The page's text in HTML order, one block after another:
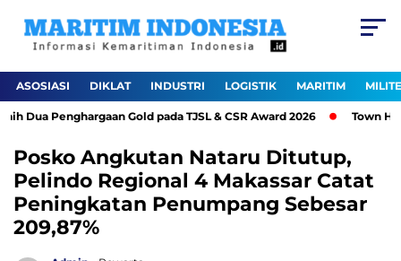
ASOSIASI DIKLAT INDUSTRI LOGISTIK MARITIM
Dua Penghargaan Gold pada TJSL & CSR Award 2026 Town Hall
Posko Angkutan Nataru Ditutup,
Pelindo Regional 4 Makassar Catat
Peningkatan Penumpang Sebesar
209,87%